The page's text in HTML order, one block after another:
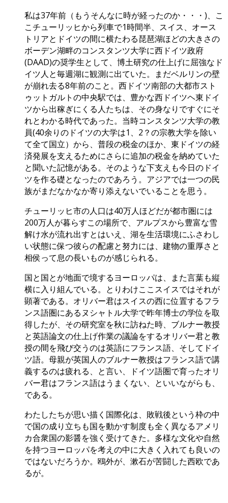
私は37年前（もうそんなに時が経ったのか・・・)、こ
こチューリッヒから列車で1時間半、スイス、オース
トリアとドイツの間に横たわる琵琶湖ほどの大きさの
ボーデン湖畔のコンスタンツ大学に西ドイツ政府
(DAAD)の奨学生として、博土研究の仕上げに屈強なド
イツ人と毎週湖に観測に出ていた。まだベルリンの壁
が崩れ去る8年前のこと。西ドイツ南部の大都市スト
ゥットガルトの中央駅では、豊かな西ドイツヘ東ドイ
ツから出稼ぎにくる人たちは、その身なりですぐにそ
れとわかる時代であった。当時コンスタンツ大学の教
員(40余りのドイツの大学は1、2？の宗教大学を除い
て全て国立）から、普段の税金のほか、東ドイツの経
済発展を支えるためにさらに追加の税金を納めていた
と聞いた記憶がある。そのような下支えも今日のドイ
ツを作る礎となったのであろう。アジアでは一つの民
族がまだなかなか寄り添えないでいることを思う。
チューリッヒ市の人口は40万人ほどだが都市圏には
200万人が暮らすこの場所で、アルプスから豊富な雪
解け水が流れ出すとはいえ、湖を生活環境にふさわし
い状態に保つ彼らの配慮と努力には、建物の重厚さと
相侯って息の長いものが感じられる。
国と国とが地面で境するヨーロッパは、また言葉も縦
横に入り組んでいる。とりわけここスイスではそれが
顕著である。オリバー君はスイスの西に位置するフラ
ンス語圏にあるヌシャトル大学で昨年博士の学位を取
得したが、その研究室を秋に訪ねた時、ブルナー教授
と英語論文の仕上げ作業の議論をするオリバー君と教
授の間を飛び交うのは英語にフランス語、そしてドイ
ツ語。母親が英国人のブルナー教授はフランス語で講
義するのは疲れる、と言い、ドイツ語圏で育ったオリ
バー君はフランス語はうまくない、といいながらも、
である。
わたしたちが思い描く国際化は、敗戦後という枠の中
で国の成り立ちも国を動かす制度も全く異なるアメリ
カ合衆国の影醤を強く受けてきた。多様な文化や自然
を持つヨーロッパを考えの中に大きく入れても良いの
ではないだろうか。鴎外が、漱石が苦闘した西欧であ
るが。